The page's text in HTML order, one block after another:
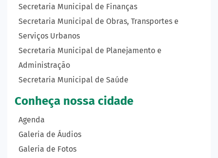
Secretaria Municipal de Finanças
Secretaria Municipal de Obras, Transportes e
Serviços Urbanos
Secretaria Municipal de Planejamento e
Administração
Secretaria Municipal de Saúde
Conheça nossa cidade
Agenda
Galeria de Áudios
Galeria de Fotos